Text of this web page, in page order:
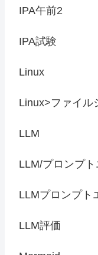
IPA午前2
IPA試験
Linux
Linux>ファイル
LLM
LLM/プロンプ
LLMプロンプト
LLM評価